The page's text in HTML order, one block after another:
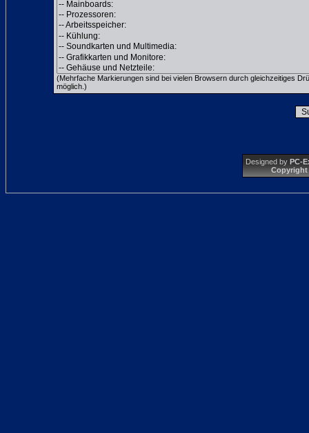
(Mehrfache Markierungen sind bei vielen Browsern durch gleichzeitiges
möglich.)
Designed by PC-
Copyright